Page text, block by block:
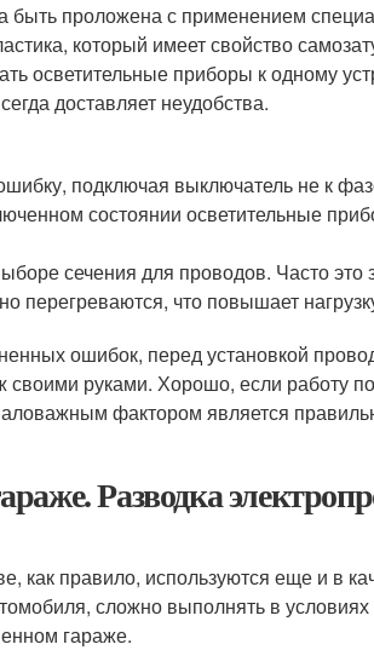
проложена с применением
который имеет свойство
осветительные приборы к одному
доставляет неудобства.
подключая выключатель не к
состоянии осветительные
сечения для проводов. Часто это
перегреваются, что повышает
ошибок, перед установкой
своими руками. Хорошо, если работу
фактором является
Разводка
как правило, используются еще и в
сложно выполнять в
гараже.